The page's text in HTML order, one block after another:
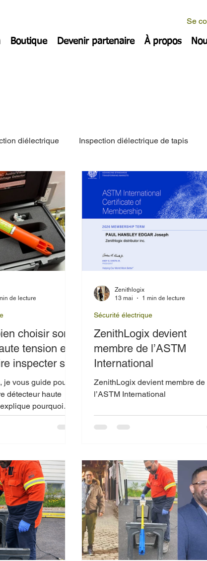
Se
Boutique Devenir partenaire À propos
diélectrique Inspection diélectrique de tapis
choisir son
tension et
inspecter ses
vous guide pour
détecteur haute
pourquoi
équipements est
Je
le testeur
Tools HVNCVT2,
TIC 300
des références
et illustrent bien les
de lecture
ZenithLogix devient
membre de l’ASTM
International
ZenithLogix devient membre de
l’ASTM International
Sécurité électrique
Zenithlogix
13 mai
1 min de lecture